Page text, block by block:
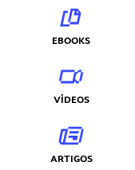
EBOOKS
VÍDEOS
ARTIGOS